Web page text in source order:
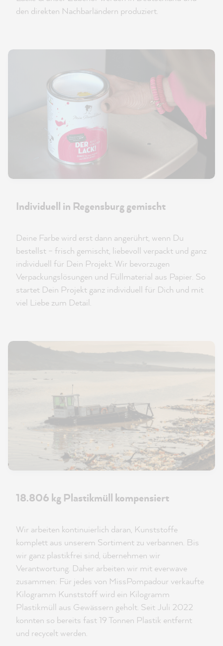
den direkten Nachbarländern produziert.
Individuell in Regensburg gemischt
Deine Farbe wird erst dann angerührt, wenn Du
bestellst – frisch gemischt, liebevoll verpackt und ganz
individuell für Dein Projekt. Wir bevorzugen
Verpackungslösungen und Füllmaterial aus Papier. So
startet Dein Projekt ganz individuell für Dich und mit
viel Liebe zum Detail.
18.806 kg Plastikmüll kompensiert
Wir arbeiten kontinuierlich daran, Kunststoffe
komplett aus unserem Sortiment zu verbannen. Bis
wir ganz plastikfrei sind, übernehmen wir
Verantwortung. Daher arbeiten wir mit everwave
zusammen: Für jedes von MissPompadour verkaufte
Kilogramm Kunststoff wird ein Kilogramm
Plastikmüll aus Gewässern geholt. Seit Juli 2022
konnten so bereits fast 19 Tonnen Plastik entfernt
und recycelt werden.